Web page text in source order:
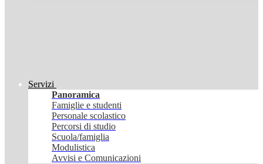
Servizi
Panoramica
Famiglie e studenti
Personale scolastico
Percorsi di studio
Scuola/famiglia
Modulistica
Avvisi e Comunicazioni